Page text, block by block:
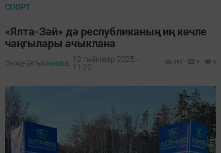
СПОРТ
«Ялта-Зәй» дә республиканың иң көчле
чаңгылары ачыклана
Энҗе Әгъләмова, 12 гыйнвар 2025 -
11:20
360 0 0